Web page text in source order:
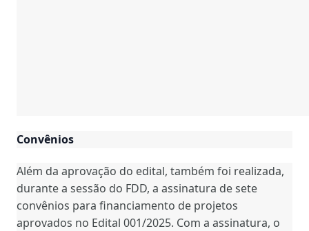
Convênios
Além da aprovação do edital, também foi realizada,
durante a sessão do FDD, a assinatura de sete
convênios para financiamento de projetos
aprovados no Edital 001/2025. Com a assinatura, o